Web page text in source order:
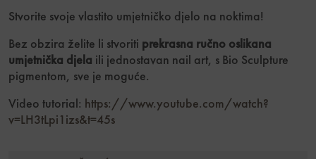
Stvorite svoje vlastito umjetničko djelo na noktima!
Bez obzira želite li stvoriti prekrasna ručno oslikana
umjetnička djela ili jednostavan nail art, s Bio Sculpture
pigmentom, sve je moguće.
Video tutorial: https://www.youtube.com/watch?
v=LH3tLpi1izs&t=45s